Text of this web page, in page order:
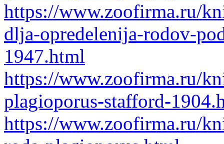
https://www.zoofirma.ru/
dlja-opredelenija-rodov-
1947.html
https://www.zoofirma.ru/
plagioporus-stafford-
https://www.zoofirma.ru/